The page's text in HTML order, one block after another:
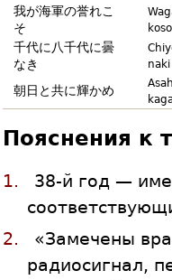
我が海軍の誉れこ
そ
koso
千代に八千代に曇
なき
naki
朝日と共に輝かめ
Пояснения к
1.
38-й год —
2.
«Замечены
радиосигнал,